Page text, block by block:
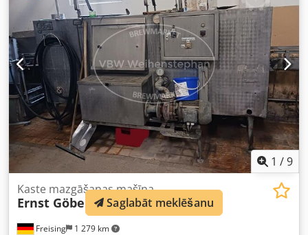
1 /9
Freising 1 279 km
Kaste mazgāšanas mašīna
Ernst Göbel Saglabāt meklēšanu